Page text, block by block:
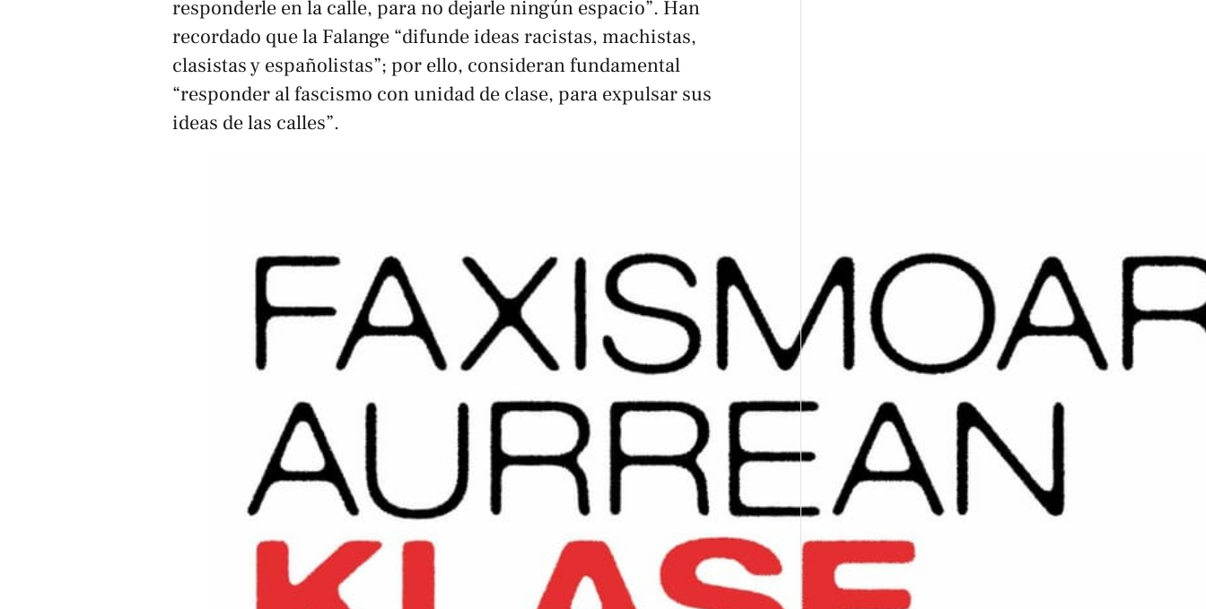
responderle en la calle, para no dejarle ningún espacio”. Han
recordado que la Falange “difunde ideas racistas, machistas,
clasistas y españolistas”; por ello, consideran fundamental
“responder al fascismo con unidad de clase, para expulsar sus
ideas de las calles”.